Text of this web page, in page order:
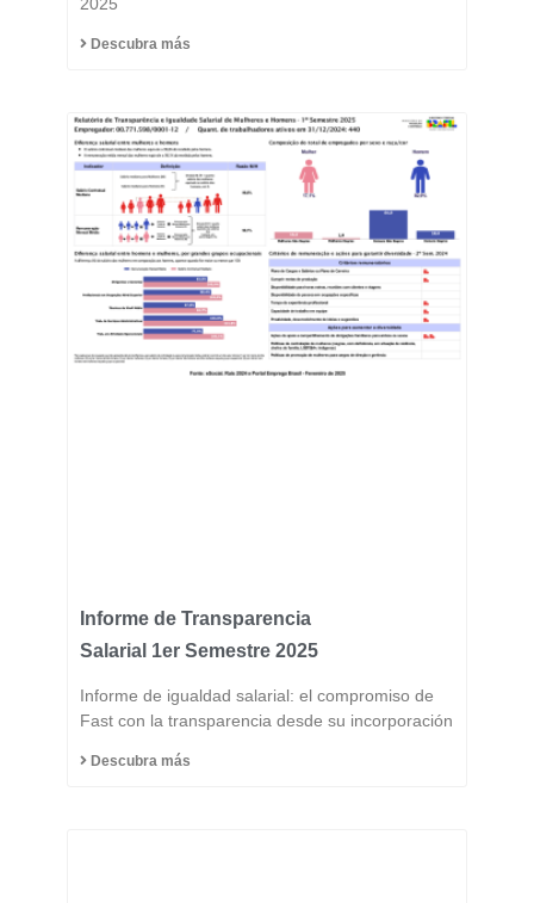
Descubra más
Informe de Transparencia
Salarial 1er Semestre 2025
Informe de igualdad salarial: el compromiso de
Fast con la transparencia desde su incorporación
Descubra más